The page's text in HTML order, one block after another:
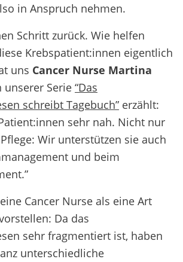
in Anspruch nehmen.
Schritt zurück. Wie helfen
Krebspatient:innen eigentlich
uns Cancer Nurse Martina
unserer Serie “Das
schreibt Tagebuch” erzählt:
sehr nah. Nicht nur
Wir unterstützen sie auch
und beim
Cancer Nurse als eine Art
Da das
sehr fragmentiert ist, haben
unterschiedliche